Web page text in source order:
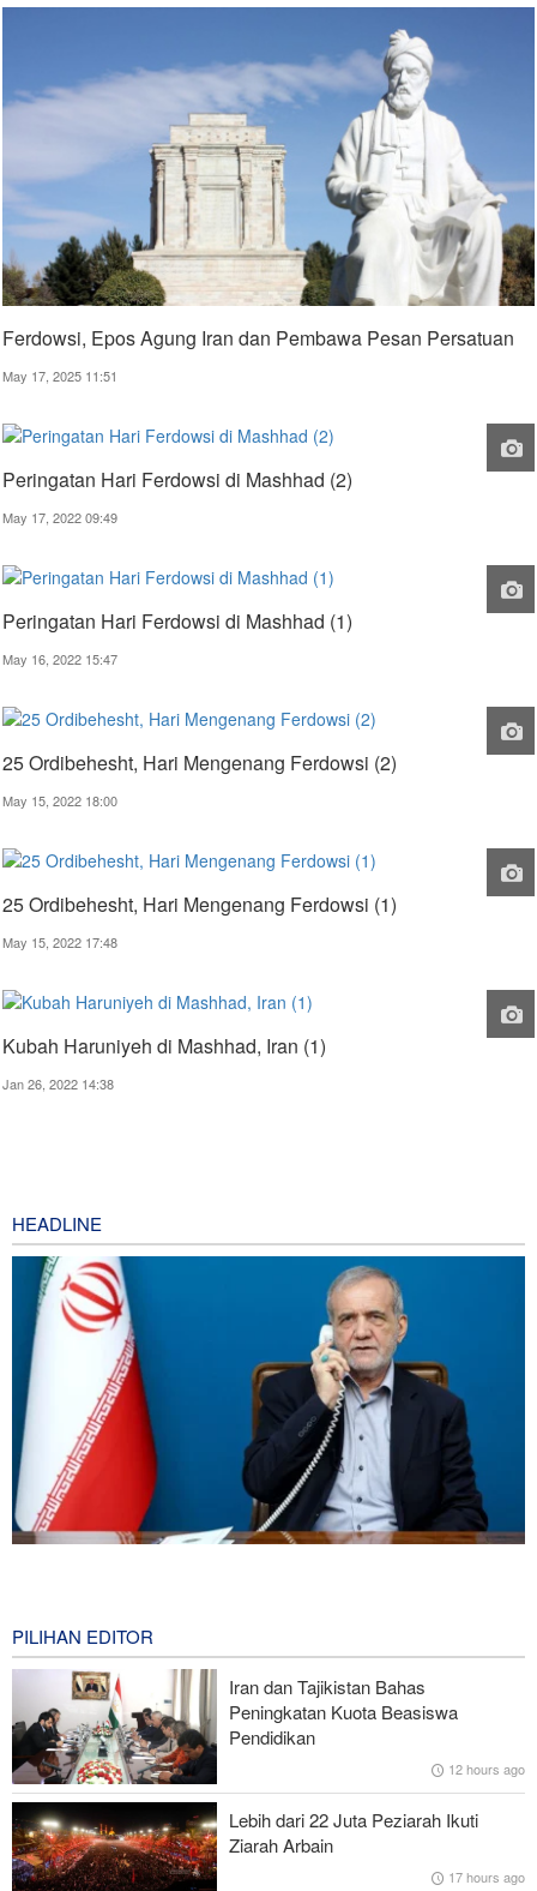
Ferdowsi, Epos Agung Iran dan Pembawa Pesan Persatuan
May 17, 2025 11:51
Peringatan Hari Ferdowsi di Mashhad (2)
May 17, 2022 09:49
Peringatan Hari Ferdowsi di Mashhad (1)
May 16, 2022 15:47
25 Ordibehesht, Hari Mengenang Ferdowsi (2)
May 15, 2022 18:00
25 Ordibehesht, Hari Mengenang Ferdowsi (1)
May 15, 2022 17:48
Kubah Haruniyeh di Mashhad, Iran (1)
Jan 26, 2022 14:38
HEADLINE
Skandal Persenjataan: Dokumen Bocor Ungkap Penjualan Drone
dan Rudal Israel ke UEA Miliaran Dolar
Legislator Iran: AS Akan Segera Diusir dari Kawasan dan Semua
Pangkalan Terorisnya!
Komite Ekonomi Bersama Iran-Pakistan ke-10 Berakhir dengan
Komitmen Perdagangan 10 Miliar Dolar
PILIHAN EDITOR
Iran dan Tajikistan Bahas
Peningkatan Kuota Beasiswa
Pendidikan
12 hours ago
Lebih dari 22 Juta Peziarah Ikuti
Ziarah Arbain
17 hours ago